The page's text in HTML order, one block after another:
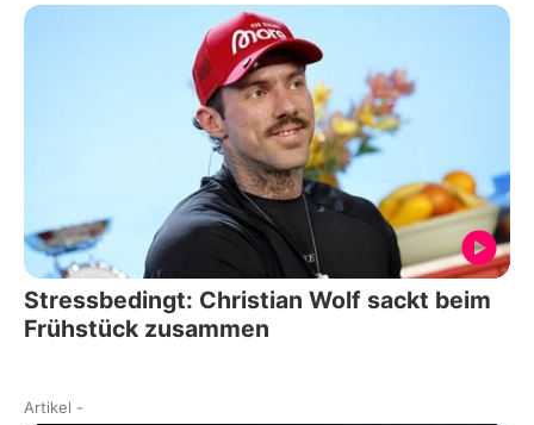
Stressbedingt: Christian Wolf sackt beim
Frühstück zusammen
Artikel -